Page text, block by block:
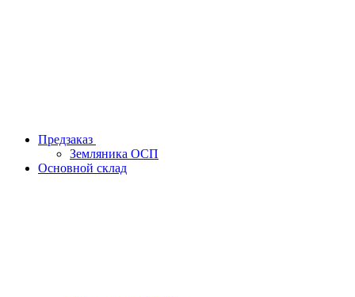
Предзаказ
Земляника ОСП
Основной склад